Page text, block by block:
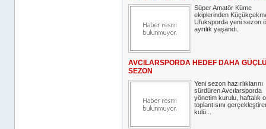
Süper Amatör Küme
ekiplerinden
Ufuksporda yeni sezon
ayrılık yaşandı.
AVCILARSPORDA HEDEF DAHA
SEZON
Yeni sezon hazırlıklarını
sürdüren Avcılarsporda
yönetim kurulu, haftalık
toplantısını
kulü...